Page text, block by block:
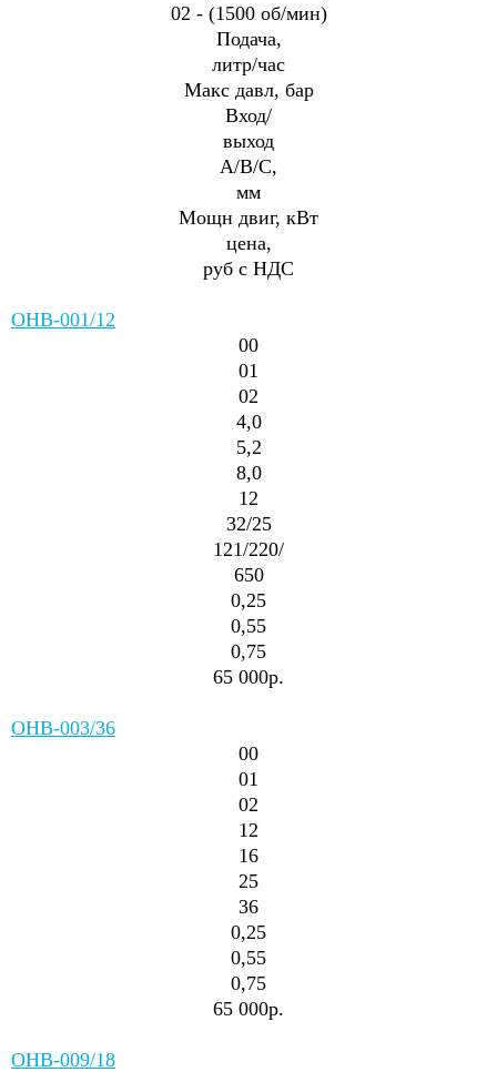
02 - (1500 об/мин)
Подача,
литр/час
Макс давл, бар
Вход/
выход
А/В/С,
мм
Мощн двиг, кВт
цена,
руб с НДС
ОНВ-001/12
00
01
02
4,0
5,2
8,0
12
32/25
121/220/
650
0,25
0,55
0,75
65 000р.
ОНВ-003/36
00
01
02
12
16
25
36
0,25
0,55
0,75
65 000р.
ОНВ-009/18